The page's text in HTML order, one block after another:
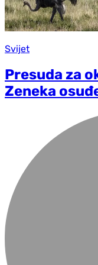
Svijet
Presuda za
Zeneka